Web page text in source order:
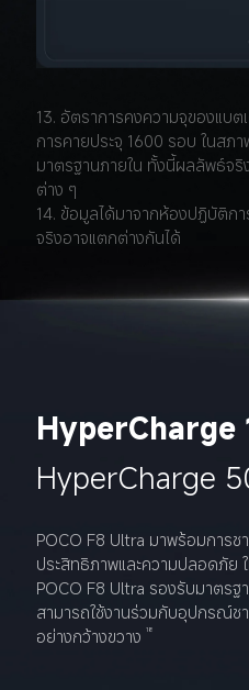
13. อัตราการคงความจุของแบ
การคายประจุ 1600 รอบ ในส
มาตรฐานภายใน ทั้งนี้ผลลัพธ์จริ
ต่าง ๆ
14. ข้อมูลได้มาจากห้องปฏิบัติก
จริงอาจแตกต่างกันได้
HyperCharge
HyperCharge
POCO F8 Ultra มาพร้อมการช
ประสิทธิภาพและความปลอดภัย
POCO F8 Ultra รองรับมาตรฐ
สามารถใช้งานร่วมกับอุปกรณ์ชา
อย่างกว้างขวาง
18